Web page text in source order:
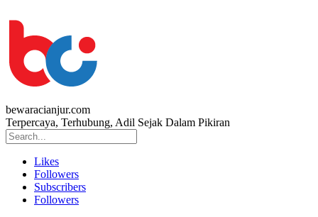
bewaracianjur.com
Terpercaya, Terhubung, Adil Sejak Dalam Pikiran
Likes
Followers
Subscribers
Followers